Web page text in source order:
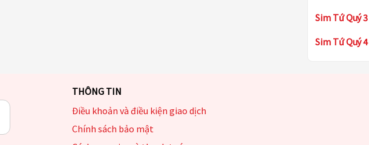
Sim Tứ Quý 3
Sim Tứ Quý 4
THÔNG TIN
Điều khoản và điều kiện giao dịch
Chính sách bảo mật